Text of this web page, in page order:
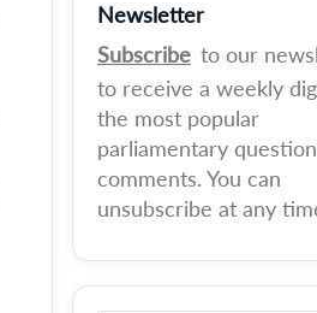
Newsletter
Subscribe to our
to receive a weekly
the most popular
parliamentary
comments. You can
unsubscribe at any